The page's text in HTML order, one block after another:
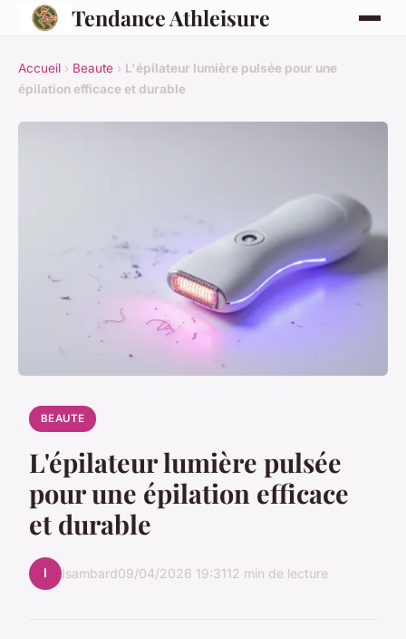
Tendance Athleisure
Accueil › Beaute › L'épilateur lumière pulsée pour une
épilation efficace et durable
BEAUTE
L'épilateur lumière pulsée
pour une épilation efficace
et durable
I Isambard09/04/2026 19:3112 min de lecture